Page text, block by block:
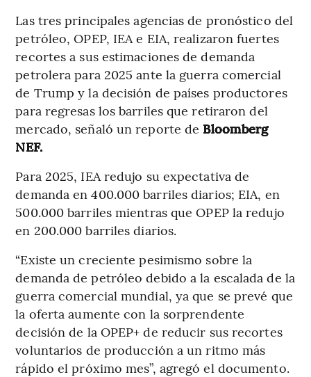
Las tres principales agencias de pronóstico del
petróleo, OPEP, IEA e EIA, realizaron fuertes
recortes a sus estimaciones de demanda
petrolera para 2025 ante la guerra comercial
de Trump y la decisión de países productores
para regresas los barriles que retiraron del
mercado, señaló un reporte de Bloomberg
NEF.
Para 2025, IEA redujo su expectativa de
demanda en 400.000 barriles diarios; EIA, en
500.000 barriles mientras que OPEP la redujo
en 200.000 barriles diarios.
“Existe un creciente pesimismo sobre la
demanda de petróleo debido a la escalada de la
guerra comercial mundial, ya que se prevé que
la oferta aumente con la sorprendente
decisión de la OPEP+ de reducir sus recortes
voluntarios de producción a un ritmo más
rápido el próximo mes”, agregó el documento.